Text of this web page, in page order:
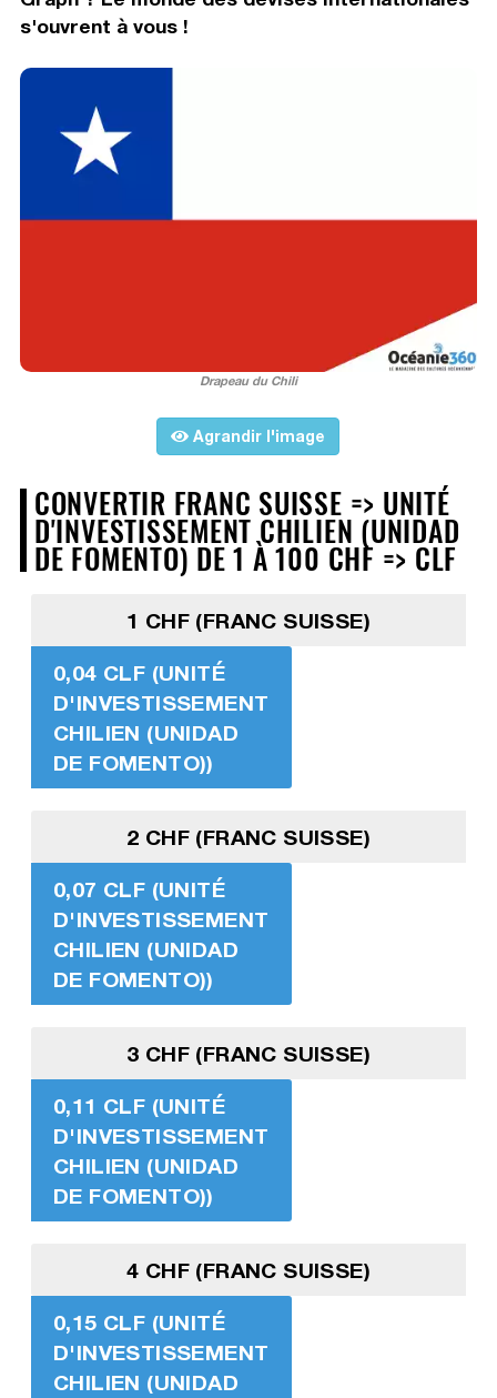
s'ouvrent à vous !
Drapeau du Chili
Agrandir l'image
CONVERTIR FRANC SUISSE => UNITÉ
D'INVESTISSEMENT CHILIEN (UNIDAD
DE FOMENTO) DE 1 À 100 CHF => CLF
1 CHF (FRANC SUISSE)
0,04 CLF (UNITÉ
D'INVESTISSEMENT
CHILIEN (UNIDAD
DE FOMENTO))
2 CHF (FRANC SUISSE)
0,07 CLF (UNITÉ
D'INVESTISSEMENT
CHILIEN (UNIDAD
DE FOMENTO))
3 CHF (FRANC SUISSE)
0,11 CLF (UNITÉ
D'INVESTISSEMENT
CHILIEN (UNIDAD
DE FOMENTO))
4 CHF (FRANC SUISSE)
0,15 CLF (UNITÉ
D'INVESTISSEMENT
CHILIEN (UNIDAD